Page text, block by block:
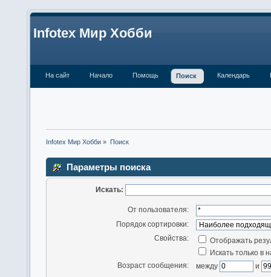
Infotex Мир Хобби
На сайт Начало Помощь Поиск Календарь
Infotex Мир Хобби » Поиск
Параметры поиска
Искать:
От пользователя:
Порядок сортировки:
Свойства:
Отображать
Искать только в
Возраст сообщения:
между
и